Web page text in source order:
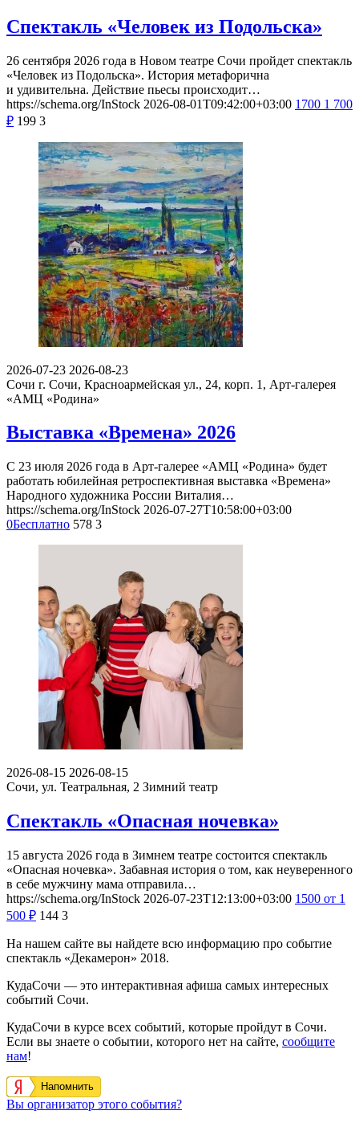
Спектакль «Человек из Подольска»
26 сентября 2026 года в Новом театре Сочи пройдет спектакль
«Человек из Подольска». История метафорична
и удивительна. Действие пьесы происходит…
https://schema.org/InStock 2026-08-01T09:42:00+03:00 1700 1 700
₽ 199 3
2026-07-23 2026-08-23
Сочи г. Сочи, Красноармейская ул., 24, корп. 1, Арт-галерея
«АМЦ «Родина»
Выставка «Времена» 2026
С 23 июля 2026 года в Арт-галерее «АМЦ «Родина» будет
работать юбилейная ретроспективная выставка «Времена»
Народного художника России Виталия…
https://schema.org/InStock 2026-07-27T10:58:00+03:00
0Бесплатно 578 3
2026-08-15 2026-08-15
Сочи, ул. Театральная, 2 Зимний театр
Спектакль «Опасная ночевка»
15 августа 2026 года в Зимнем театре состоится спектакль
«Опасная ночевка». Забавная история о том, как неуверенного
в себе мужчину мама отправила…
https://schema.org/InStock 2026-07-23T12:13:00+03:00 1500 от 1
500 ₽ 144 3
На нашем сайте вы найдете всю информацию про событие
спектакль «Декамерон» 2018.
КудаСочи — это интерактивная афиша самых интересных
событий Сочи.
КудаСочи в курсе всех событий, которые пройдут в Сочи.
Если вы знаете о событии, которого нет на сайте, сообщите
нам!
Напомнить
Вы организатор этого события?